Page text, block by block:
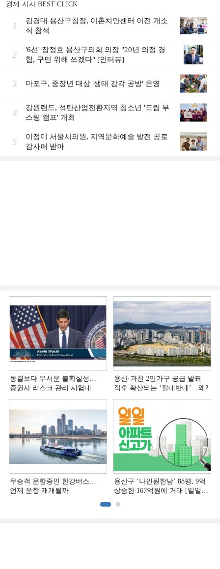
경제·시사 BEST CLICK
1
김경대 용산구청장, 이촌치안센터 이전 개소
식 참석
2
'6선' 장정호 용산구의회 의장 "20년 의정 경
험, 구민 위해 쓰겠다" [인터뷰]
3 마포구, 중장년 대상 '생태 감각 공방' 운영
4
강원랜드, 석탄산업전환지역 청소년 '드림 부
스팅 캠프' 개최
5
이정미 서울시의원, 지역문화예술 발전 공로
감사패 받아
동결보다 무서운 불확실성…
증권사 리스크 관리 시험대
용산·과천 2만가구 공급 발표
직후 확산되는 ‘절대반대’…왜?
무승객 운항중인 한강버스…
언제 운항 재개될까
용산구 ‘나인원한남’ 88평, 9억
상승한 167억원에 거래 [일일